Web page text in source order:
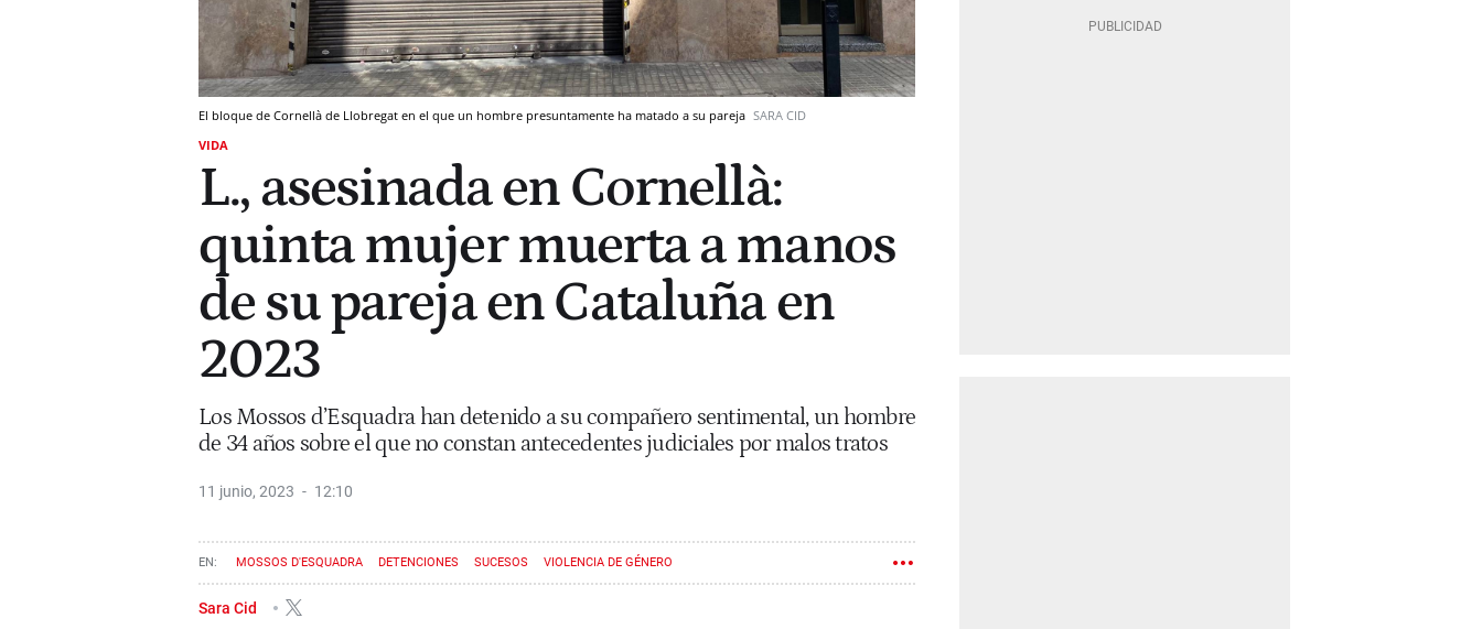
El bloque de Cornellà de Llobregat en el que un hombre presuntamente ha matado a su pareja SARA CID
VIDA
L., asesinada en Cornellà:
quinta mujer muerta a manos
de su pareja en Cataluña en
2023
Los Mossos d’Esquadra han detenido a su compañero sentimental, un hombre
de 34 años sobre el que no constan antecedentes judiciales por malos tratos
11 junio, 2023 12:10
MOSSOS D'ESQUADRA DETENCIONES SUCESOS VIOLENCIA DE GÉNERO
Sara Cid